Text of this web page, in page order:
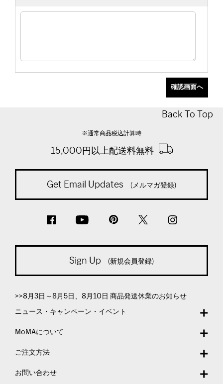
Back To Top
※通常商品税込計算時
15,000円以上配送料無料
Get Email Updates (メルマガ登録)
Sign Up (新規会員登録)
>>8月3日～8月5日、8月10日 商品発送休業のお知らせ
ニュース・キャンペーン・イベント
MoMAについて
ご注文方法
お問い合わせ